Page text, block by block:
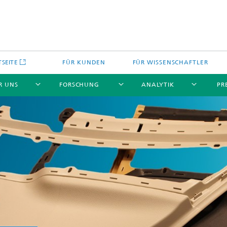
FÜR KUNDEN FÜR WISSENSCHAFTLER
UNS FORSCHUNG ANALYTIK